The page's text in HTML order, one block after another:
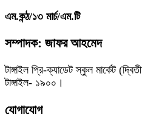
এম.কন্ঠ/১৩ মার্চ/এম.টি
সম্পাদক: জাফর আহমেদ
টাঙ্গাইল প্রি-ক্যাডেট স্কুল মার্কেট
টাঙ্গাইল- ১৯০০।
যোগাযোগ